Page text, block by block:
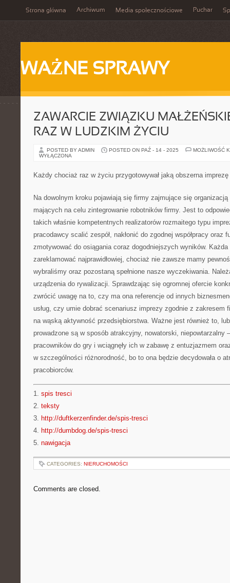
Strona główna Archiwum Media społecznościowe Puchar
WAŻNE SPRAWY
ZAWARCIE ZWIĄZKU
RAZ W LUDZKIM ŻYCIU
POSTED BY ADMIN POSTED ON PAŹ - 14 - 2025
MOŻLIWOŚĆ
WYŁĄCZONA
Każdy chociaż raz w życiu przygotowywał jaką obszerna imprezę
Na dowolnym kroku pojawiają się firmy zajmujące się
mających na celu zintegrowanie robotników firmy. Jest to
takich właśnie kompetentnych realizatorów rozmaitego typu
pracodawcy scalić zespół, nakłonić do zgodnej współpracy oraz
zmotywować do osiągania coraz dogodniejszych wyników.
zareklamować najprawidłowiej, chociaż nie zawsze mamy
wybraliśmy oraz pozostaną spełnione nasze wyczekiwania.
urządzenia do rywalizacji. Sprawdzając się ogromnej ofercie
zwrócić uwagę na to, czy ma ona referencje od innych
usług, czy umie dobrać scenariusz imprezy zgodnie z zakresem
na wąską aktywność przedsiębiorstwa. Ważne jest również to,
prowadzone są w sposób atrakcyjny, nowatorski, niepowtarzalny
pracowników do gry i wciągnęły ich w zabawę z entuzjazmem
w szczególności różnorodność, bo to ona będzie decydowała o
pracobiorców.
1. spis tresci
2. teksty
3. http://duftkerzenfinder.de/spis-tresci
4. http://dumbdog.de/spis-tresci
5. nawigacja
CATEGORIES: NIERUCHOMOŚCI
Comments are closed.